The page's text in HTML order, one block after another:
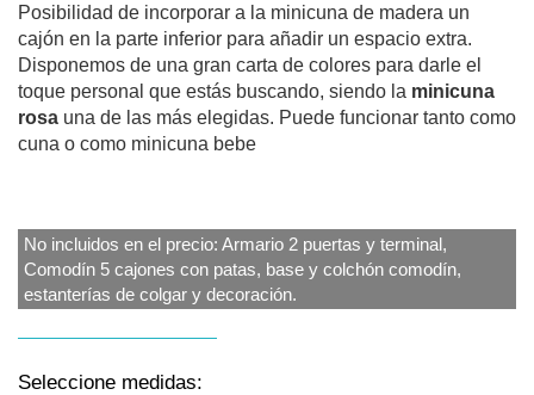
Posibilidad de incorporar a la minicuna de madera un
cajón en la parte inferior para añadir un espacio extra.
Disponemos de una gran carta de colores para darle el
toque personal que estás buscando, siendo la minicuna
rosa una de las más elegidas. Puede funcionar tanto como
cuna o como minicuna bebe
No incluidos en el precio: Armario 2 puertas y terminal,
Comodín 5 cajones con patas, base y colchón comodín,
estanterías de colgar y decoración.
Seleccione medidas: